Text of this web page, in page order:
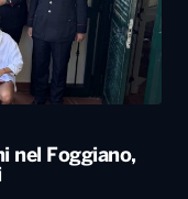
nel Foggiano,